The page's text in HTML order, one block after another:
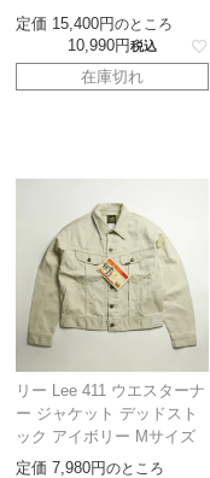
定価 15,400 のところ
10,990 税込
在庫切れ
リー Lee 411 ウエスターナ
ー ジャケット デッドスト
ック アイボリー Mサイズ
定価 7,980 のところ